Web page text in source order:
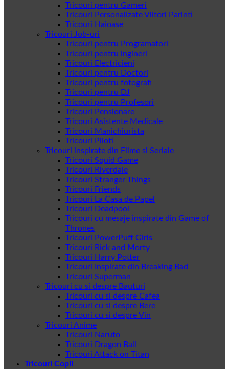
Tricouri pentru Gameri
Tricouri Personalizate Viitori Parinti
Tricouri Haioase
Tricouri Job-uri
Tricouri pentru Programatori
Tricouri pentru ingineri
Tricouri Electricieni
Tricouri pentru Doctori
Tricouri pentru fotografi
Tricouri pentru DJ
Tricouri pentru Profesori
Tricouri Pensionare
Tricouri Asistente Medicale
Tricouri Manichiurista
Tricouri Piloti
Tricouri inspirate din Filme si Seriale
Tricouri Squid Game
Tricouri Riverdale
Tricouri Stranger Things
Tricouri Friends
Tricouri La Casa de Papel
Tricouri Deadpool
Tricouri cu mesaje inspirate din Game of
Thrones
Tricouri PowerPuff Girls
Tricouri Rick and Morty
Tricouri Harry Potter
Tricouri Inspirate din Breaking Bad
Tricouri Superman
Tricouri cu si despre Bauturi
Tricouri cu si despre Cafea
Tricouri cu si despre Bere
Tricouri cu si despre Vin
Tricouri Anime
Tricouri Naruto
Tricouri Dragon Ball
Tricouri Attack on Titan
Tricouri Copii